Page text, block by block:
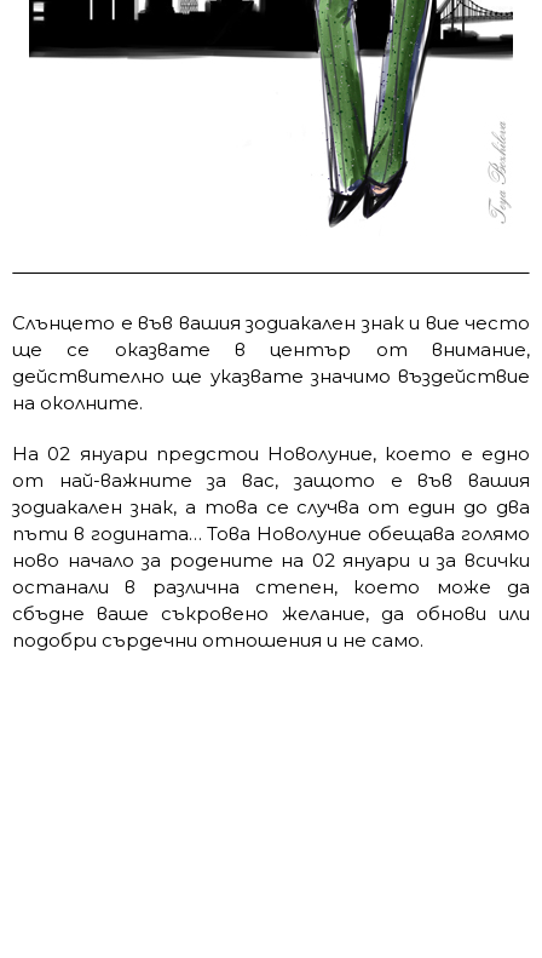
Слънцето е във вашия зодиакален знак и вие често
ще се оказвате в център от внимание,
действително ще указвате значимо въздействие
на околните.
На 02 януари предстои Новолуние, което е едно
от най-важните за вас, защото е във вашия
зодиакален знак, а това се случва от един до два
пъти в годината… Това Новолуние обещава голямо
ново начало за родените на 02 януари и за всички
останали в различна степен, което може да
сбъдне ваше съкровено желание, да обнови или
подобри сърдечни отношения и не само.